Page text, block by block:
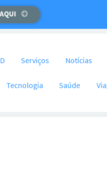
Serviços Notícias
Tecnologia Saúde